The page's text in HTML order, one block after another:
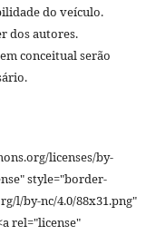
do veículo.
dos autores.
conceitual serão
licenses/by-
style="border-
l/by-nc/4.0/88x31.png"
rel="license"